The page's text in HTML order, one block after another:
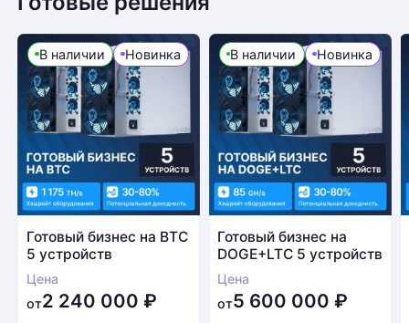
В наличии Новинка
Готовый бизнес на BTC
5 устройств
Цена
от2 240 000 ₽
В наличии Новинка
Готовый бизнес на
DOGE+LTC 5 устройств
Цена
от5 600 000₽